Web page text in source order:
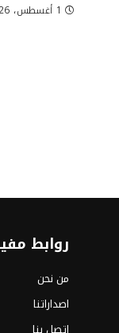
1 أغسطس، 2026
روابط
من نحن
اصداراتنا